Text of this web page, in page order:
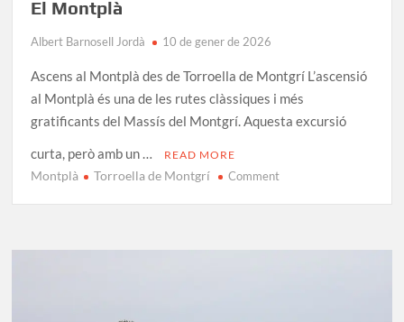
El Montplà
Albert Barnosell Jordà 10 de gener de 2026
Ascens al Montplà des de Torroella de Montgrí L’ascensió
al Montplà és una de les rutes clàssiques i més
gratificants del Massís del Montgrí. Aquesta excursió
curta, però amb un …
READ MORE
Montplà Torroella de Montgrí Commenton